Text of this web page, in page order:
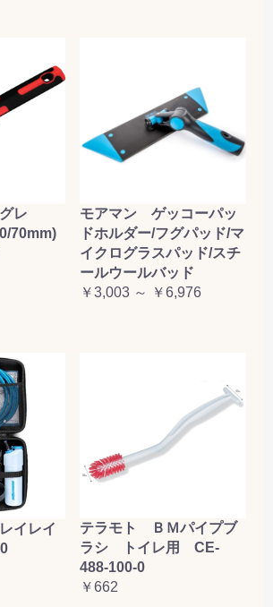
レ
70mm)
モアマン ゲッコーパッ
ドホルダー/フグパッド/マ
イクログラスパッド/スチ
ールウールバッド
￥3,003 ～ ￥6,976
イレイ
テラモト ＢＭパイプブ
ラシ トイレ用 CE-
488-100-0
￥662